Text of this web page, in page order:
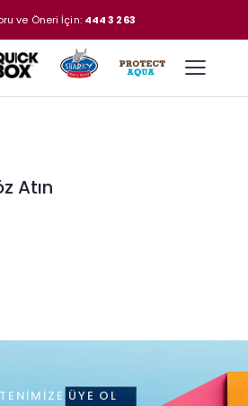
ve Öneri İçin: 444 3 263
Atın
ÜYE OL